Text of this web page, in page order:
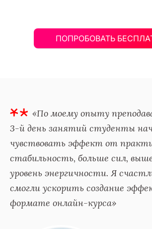
ПОПРОБОВАТЬ
«По моему опыту
3-й день занятий студенты
чувствовать эффект от
стабильность, больше сил,
уровень энергичности. Я
смогли ускорить создание
формате онлайн-курса»